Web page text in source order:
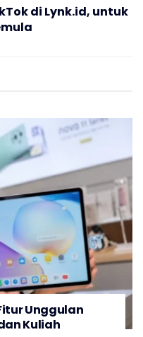
di Lynk.id, untuk
Unggulan
Kuliah